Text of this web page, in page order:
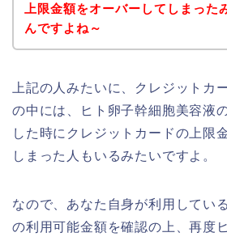
上限金額をオーバーしてしまった
んですよね～
上記の人みたいに、クレジットカ
の中には、ヒト卵子幹細胞美容液
した時にクレジットカードの上限
しまった人もいるみたいですよ。
なので、あなた自身が利用してい
の利用可能金額を確認の上、再度